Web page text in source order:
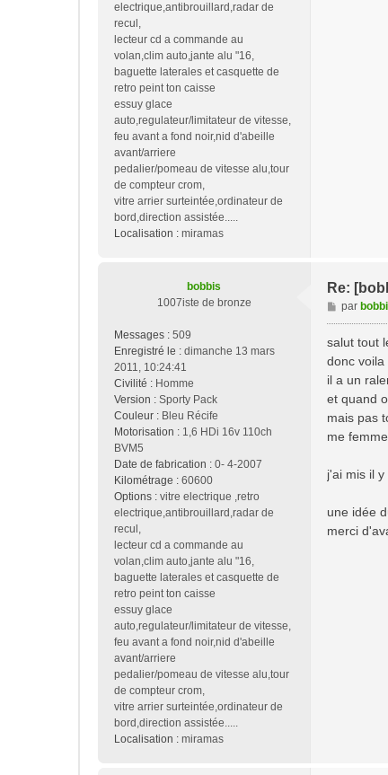
electrique,antibrouillard,radar de
recul,
lecteur cd a commande au
volan,clim auto,jante alu "16,
baguette laterales et casquette de
retro peint ton caisse
essuy glace
auto,regulateur/limitateur de vitesse,
feu avant a fond noir,nid d'abeille
avant/arriere
pedalier/pomeau de vitesse alu,tour
de compteur crom,
vitre arrier surteintée,ordinateur de
bord,direction assistée.....
Localisation : miramas
bobbis
1007iste de bronze
Messages : 509
Enregistré le : dimanche 13 mars
2011, 10:24:41
Civilité : Homme
Version : Sporty Pack
Couleur : Bleu Récife
Motorisation : 1,6 HDi 16v 110ch
BVM5
Date de fabrication : 0- 4-2007
Kilométrage : 60600
Options : vitre electrique ,retro
electrique,antibrouillard,radar de
recul,
lecteur cd a commande au
volan,clim auto,jante alu "16,
baguette laterales et casquette de
retro peint ton caisse
essuy glace
auto,regulateur/limitateur de vitesse,
feu avant a fond noir,nid d'abeille
avant/arriere
pedalier/pomeau de vitesse alu,tour
de compteur crom,
vitre arrier surteintée,ordinateur de
bord,direction assistée.....
Localisation : miramas
Re:
M
e
s
g
e
par
salut tout
donc
il a un
et quand
mais pas
me
j'ai mis il
une idée
merci